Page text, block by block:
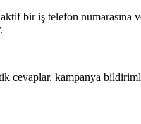
bir iş telefon
cevaplar, kampanya